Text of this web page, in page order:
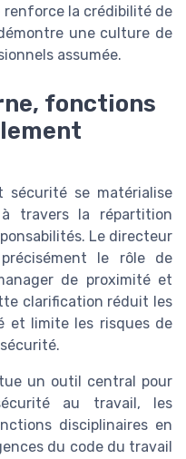
la crédibilité de
une culture de
assumée.
fonctions
sécurité se matérialise
à travers la répartition
Le directeur
le rôle de
de proximité et
clarification réduit les
et limite les risques de
un outil central pour
au travail, les
disciplinaires en
du code du travail